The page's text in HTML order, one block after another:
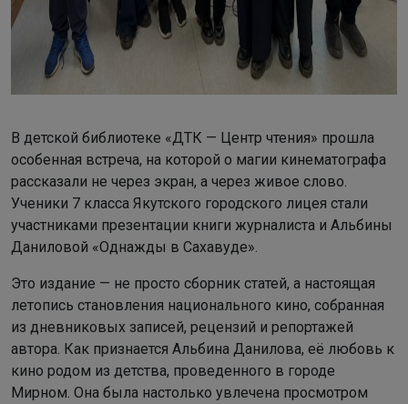
В детской библиотеке «ДТК — Центр чтения» прошла
особенная встреча, на которой о магии кинематографа
рассказали не через экран, а через живое слово.
Ученики 7 класса Якутского городского лицея стали
участниками презентации книги журналиста и Альбины
Даниловой «Однажды в Сахавуде».
Это издание — не просто сборник статей, а настоящая
летопись становления национального кино, собранная
из дневниковых записей, рецензий и репортажей
автора. Как признается Альбина Данилова, её любовь к
кино родом из детства, проведенного в городе
Мирном. Она была настолько увлечена просмотром